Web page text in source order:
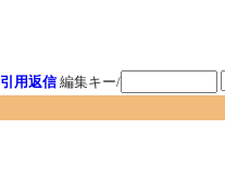
引用返信 編集キー/